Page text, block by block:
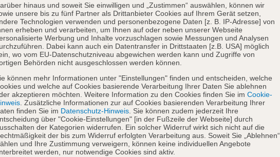
hinaus und soweit Sie einwilligen und „Zustimmen“ auswählen, können wir
unsere bis zu fünf Partner als Drittanbieter Cookies auf Ihrem Gerät setzen,
Technologien verwenden und personenbezogene Daten [z. B. IP-Adresse] von
erheben und verarbeiten, um Ihnen auf oder neben unserer Webseite
Werbung und Inhalte vorzuschlagen sowie Messungen und Analysen
Dabei kann auch ein Datentransfer in Drittstaaten [z.B. USA] möglich
wo vom EU-Datenschutzniveau abgewichen werden kann und Zugriffe von
Behörden nicht ausgeschlossen werden können.
können mehr Informationen unter "Einstellungen" finden und entscheiden, welche
und welche auf Cookies basierende Verarbeitung Ihrer Daten Sie ablehnen
akzeptieren möchten. Weitere Information zu den Cookies finden Sie im Cookie-
. Zusätzliche Informationen zur auf Cookies basierenden Verarbeitung Ihrer
finden Sie im Datenschutz-Hinweis . Sie können zudem jederzeit Ihre
über "Cookie-Einstellungen" [in der Fußzeile der Webseite] durch
der Kategorien widerrufen. Ein solcher Widerruf wirkt sich nicht auf die
der bis zum Widerruf erfolgten Verarbeitung aus. Soweit Sie „Ablehnen“
und Ihre Zustimmung verweigern, können keine individuellen Angebote
werden, nur notwendige Cookies sind aktiv.